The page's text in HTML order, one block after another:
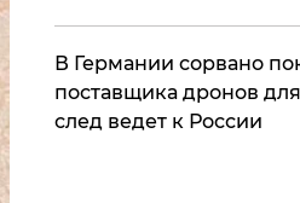
​В Германии сорвано
поставщика дронов
след ведет к России